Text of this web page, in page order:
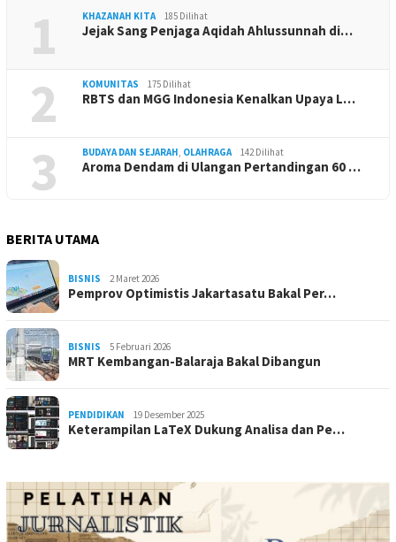
1 KHAZANAH KITA 185 Dilihat
Jejak Sang Penjaga Aqidah Ahlussunnah di…
2 KOMUNITAS 175 Dilihat
RBTS dan MGG Indonesia Kenalkan Upaya L…
3 BUDAYA DAN SEJARAH, OLAHRAGA 142 Dilihat
Aroma Dendam di Ulangan Pertandingan 60 …
BERITA UTAMA
BISNIS 2 Maret 2026
Pemprov Optimistis Jakartasatu Bakal Per…
BISNIS 5 Februari 2026
MRT Kembangan-Balaraja Bakal Dibangun
PENDIDIKAN 19 Desember 2025
Keterampilan LaTeX Dukung Analisa dan Pe…